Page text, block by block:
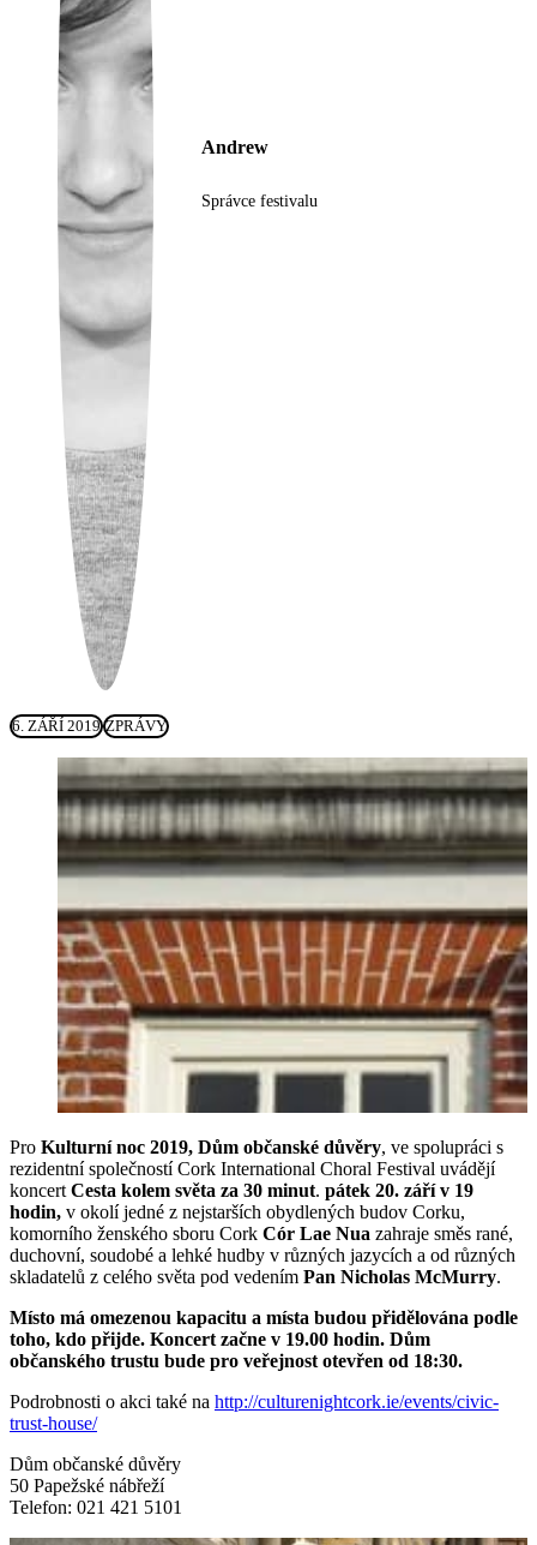
Ukrainian
Andrew
Správce festivalu
6. ZÁŘÍ 2019 ZPRÁVY
Pro Kulturní noc 2019, Dům občanské důvěry, ve spolupráci s
rezidentní společností Cork International Choral Festival uvádějí
koncert Cesta kolem světa za 30 minut. pátek 20. září v 19
hodin, v okolí jedné z nejstarších obydlených budov Corku,
komorního ženského sboru Cork Cór Lae Nua zahraje směs rané,
duchovní, soudobé a lehké hudby v různých jazycích a od různých
skladatelů z celého světa pod vedením Pan Nicholas McMurry.
Místo má omezenou kapacitu a místa budou přidělována podle
toho, kdo přijde. Koncert začne v 19.00 hodin. Dům
občanského trustu bude pro veřejnost otevřen od 18:30.
Podrobnosti o akci také na http://culturenightcork.ie/events/civic-
trust-house/
Dům občanské důvěry
50 Papežské nábřeží
Telefon: 021 421 5101